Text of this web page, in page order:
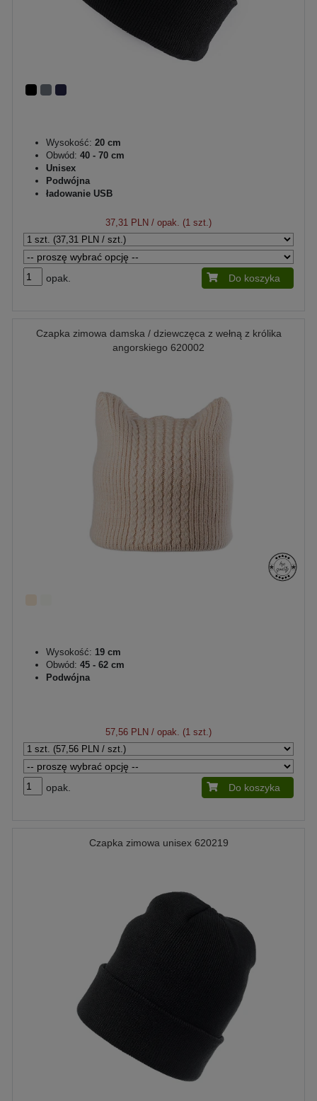
Wysokość: 20 cm
Obwód: 40 - 70 cm
Unisex
Podwójna
ładowanie USB
37,31 PLN / opak. (1 szt.)
opak. Do koszyka
Czapka zimowa damska / dziewczęca z wełną z królika
angorskiego 620002
Wysokość: 19 cm
Obwód: 45 - 62 cm
Podwójna
57,56 PLN / opak. (1 szt.)
opak. Do koszyka
Czapka zimowa unisex 620219